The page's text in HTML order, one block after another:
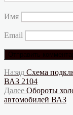
Имя
Email
Навигация
по
записям
Назад Предыдущая
запись:
Схема
ВАЗ 2104
Далее Следующая
запись:
Обороты
автомобилей ВАЗ